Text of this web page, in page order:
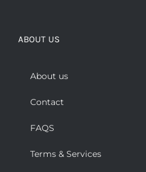
ABOUT US
About us
Contact
FAQS
Terms & Services